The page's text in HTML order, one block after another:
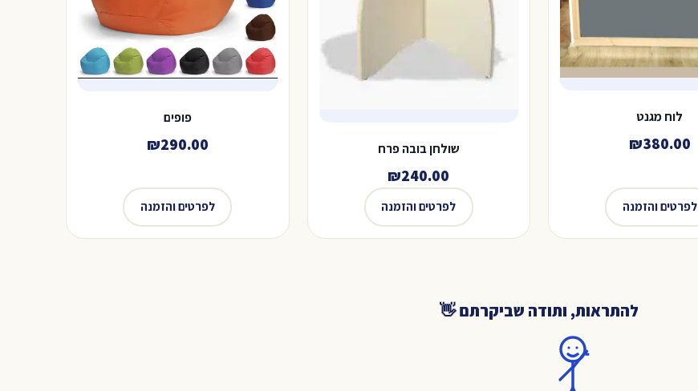
לוח מגנט
₪380.00
לפרטים והזמנה
שולחן בובה פרח
₪240.00
לפרטים והזמנה
פופים
₪290.00
לפרטים והזמנה
להתראות, ותודה שביקרתם 👋